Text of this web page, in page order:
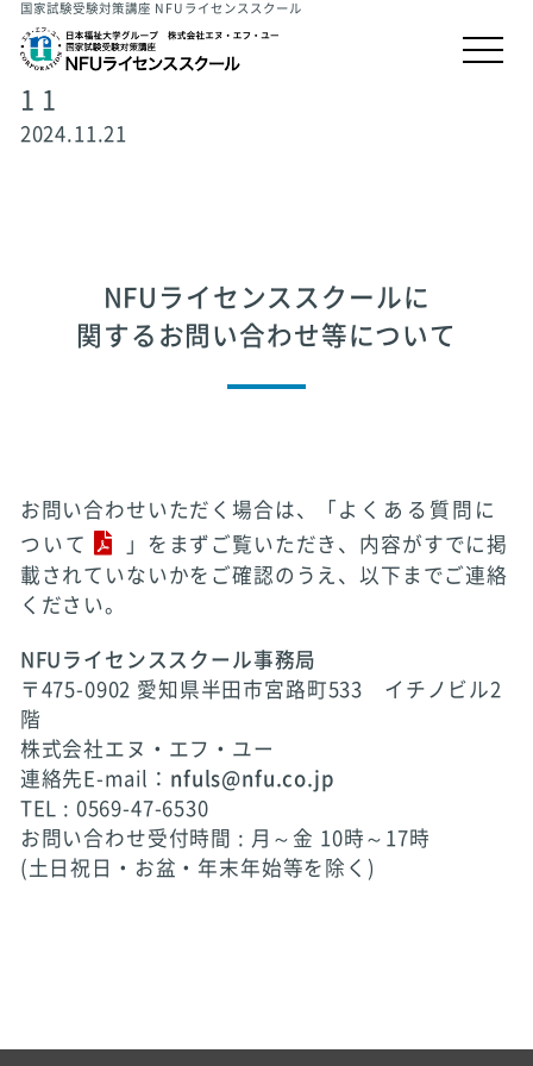
国家試験受験対策講座 NFUライセンススクール
1 1
2024.11.21
NFUライセンススクールに
関するお問い合わせ等について
お問い合わせいただく場合は、「 よくある質問に
ついて
」をまずご覧いただき、内容がすでに掲
載されていないかをご確認のうえ、以下までご連絡
ください。
NFUライセンススクール事務局
〒475-0902 愛知県半田市宮路町533 イチノビル2
階
株式会社エヌ・エフ・ユー
連絡先E-mail： nfuls@nfu.co.jp
TEL : 0569-47-6530
お問い合わせ受付時間 : 月～金 10時～17時
(土日祝日・お盆・年末年始等を除く)